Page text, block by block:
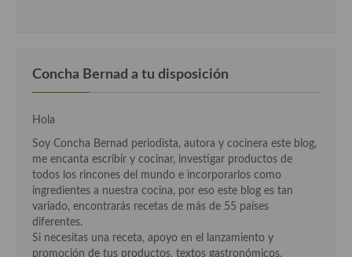
Concha Bernad a tu disposición
Hola
Soy Concha Bernad periodista, autora y cocinera este blog,
me encanta escribir y cocinar, investigar productos de
todos los rincones del mundo e incorporarlos como
ingredientes a nuestra cocina, por eso este blog es tan
variado, encontrarás recetas de más de 55 países
diferentes.
Si necesitas una receta, apoyo en el lanzamiento y
promoción de tus productos, textos gastronómicos,